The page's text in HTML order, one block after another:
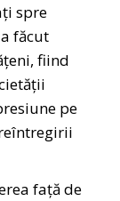
spre
făcut
fiind
pe
față de